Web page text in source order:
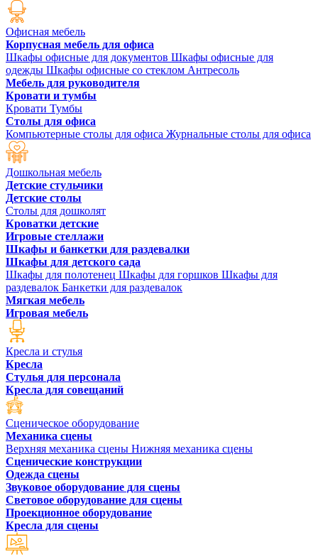
Офисная мебель
Корпусная мебель для офиса
Шкафы офисные для документов Шкафы офисные для
одежды Шкафы офисные со стеклом Антресоль
Мебель для руководителя
Кровати и тумбы
Кровати Тумбы
Столы для офиса
Компьютерные столы для офиса Журнальные столы для офиса
Дошкольная мебель
Детские стульчики
Детские столы
Столы для дошколят
Кроватки детские
Игровые стеллажи
Шкафы и банкетки для раздевалки
Шкафы для детского сада
Шкафы для полотенец Шкафы для горшков Шкафы для
раздевалок Банкетки для раздевалок
Мягкая мебель
Игровая мебель
Кресла и стулья
Кресла
Стулья для персонала
Кресла для совещаний
Сценическое оборудование
Механика сцены
Верхняя механика сцены Нижняя механика сцены
Сценические конструкции
Одежда сцены
Звуковое оборудование для сцены
Световое оборудование для сцены
Проекционное оборудование
Кресла для сцены